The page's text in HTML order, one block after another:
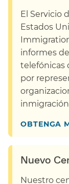
El Servicio
Estados
informes
telefónicas
por
OBTENGA
Nuevo
Nuestro